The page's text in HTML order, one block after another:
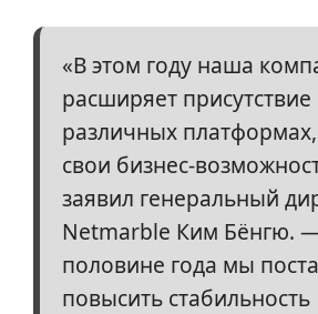
«В этом году наша
расширяет присутствие
различных
свои бизнес-
заявил генеральный
Netmarble Ким Бёнгю.
половине года мы
повысить стабильность